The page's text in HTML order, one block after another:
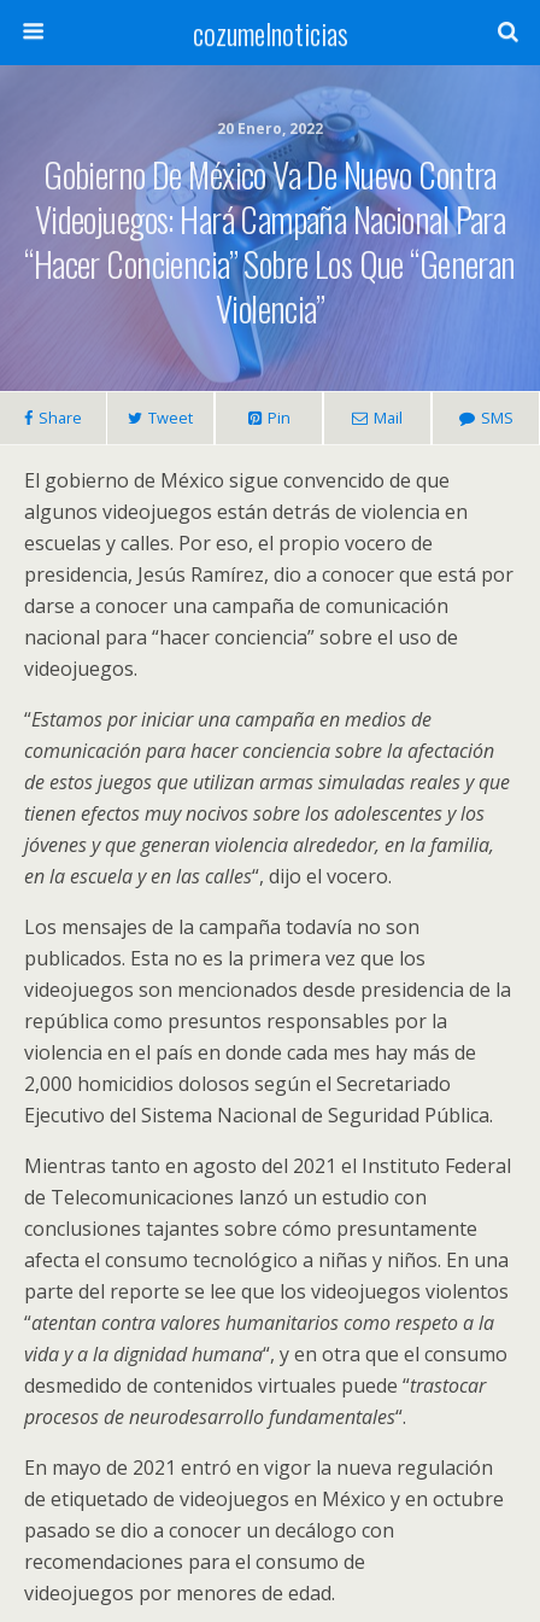
cozumelnoticias
20 Enero, 2022
Gobierno De México Va De Nuevo Contra
Videojuegos: Hará Campaña Nacional Para
“hacer Conciencia” Sobre Los Que “generan
Violencia”
Share Tweet Pin Mail SMS
El gobierno de México sigue convencido de que
algunos videojuegos están detrás de violencia en
escuelas y calles. Por eso, el propio vocero de
presidencia, Jesús Ramírez, dio a conocer que está por
darse a conocer una campaña de comunicación
nacional para “hacer conciencia” sobre el uso de
videojuegos.
“Estamos por iniciar una campaña en medios de
comunicación para hacer conciencia sobre la afectación
de estos juegos que utilizan armas simuladas reales y que
tienen efectos muy nocivos sobre los adolescentes y los
jóvenes y que generan violencia alrededor, en la familia,
en la escuela y en las calles“, dijo el vocero.
Los mensajes de la campaña todavía no son
publicados. Esta no es la primera vez que los
videojuegos son mencionados desde presidencia de la
república como presuntos responsables por la
violencia en el país en donde cada mes hay más de
2,000 homicidios dolosos según el Secretariado
Ejecutivo del Sistema Nacional de Seguridad Pública.
Mientras tanto en agosto del 2021 el Instituto Federal
de Telecomunicaciones lanzó un estudio con
conclusiones tajantes sobre cómo presuntamente
afecta el consumo tecnológico a niñas y niños. En una
parte del reporte se lee que los videojuegos violentos
“atentan contra valores humanitarios como respeto a la
vida y a la dignidad humana“, y en otra que el consumo
desmedido de contenidos virtuales puede “trastocar
procesos de neurodesarrollo fundamentales“.
En mayo de 2021 entró en vigor la nueva regulación
de etiquetado de videojuegos en México y en octubre
pasado se dio a conocer un decálogo con
recomendaciones para el consumo de
videojuegos por menores de edad.